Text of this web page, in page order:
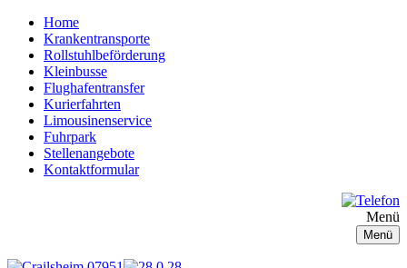
Home
Krankentransporte
Rollstuhlbeförderung
Kleinbusse
Flughafentransfer
Kurierfahrten
Limousinenservice
Fuhrpark
Stellenangebote
Kontaktformular
Menü
Menü